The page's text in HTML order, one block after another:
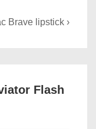
Brave lipstick ›
Flash